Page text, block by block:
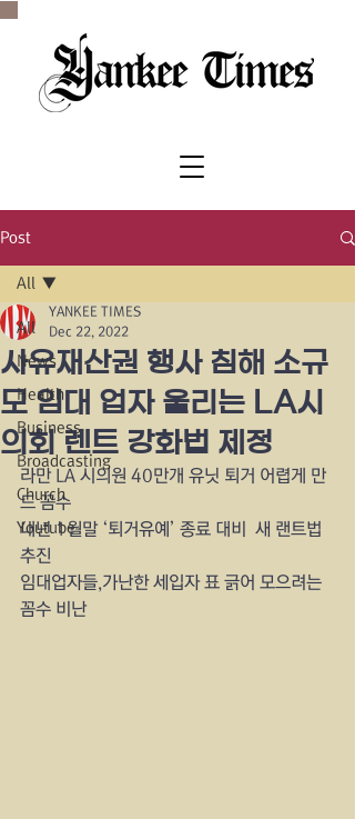
Post
All
News
Health
Business
Broadcasting
Church
Youtube
All
사유재산권 행사 침해 소규
모 임대 업자 울리는 LA시
의회 렌트 강화법 제정
YANKEE TIMES
Dec 22, 2022
라만 LA 시의원 40만개 유닛 퇴거 어렵게 만
드 꼼수
내년 1월말 ‘퇴거유예’ 종료 대비  새 랜트법
추진
임대업자들,가난한 세입자 표 긁어 모으려는
꼼수 비난